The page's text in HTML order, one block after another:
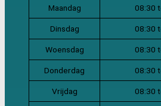
Maandag 08:30
Dinsdag 08:30
Woensdag 08:30
Donderdag 08:30
Vrijdag 08:30